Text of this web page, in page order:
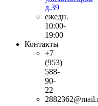
д.39
ежедн.
10:00-
19:00
Контакты
+7
(953)
588-
90-
22